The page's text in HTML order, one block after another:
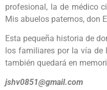
profesional, la de médico
Mis abuelos paternos, don
Esta pequeña historia de
los familiares por la vía de
también quedará en
jshv0851@gmail.com